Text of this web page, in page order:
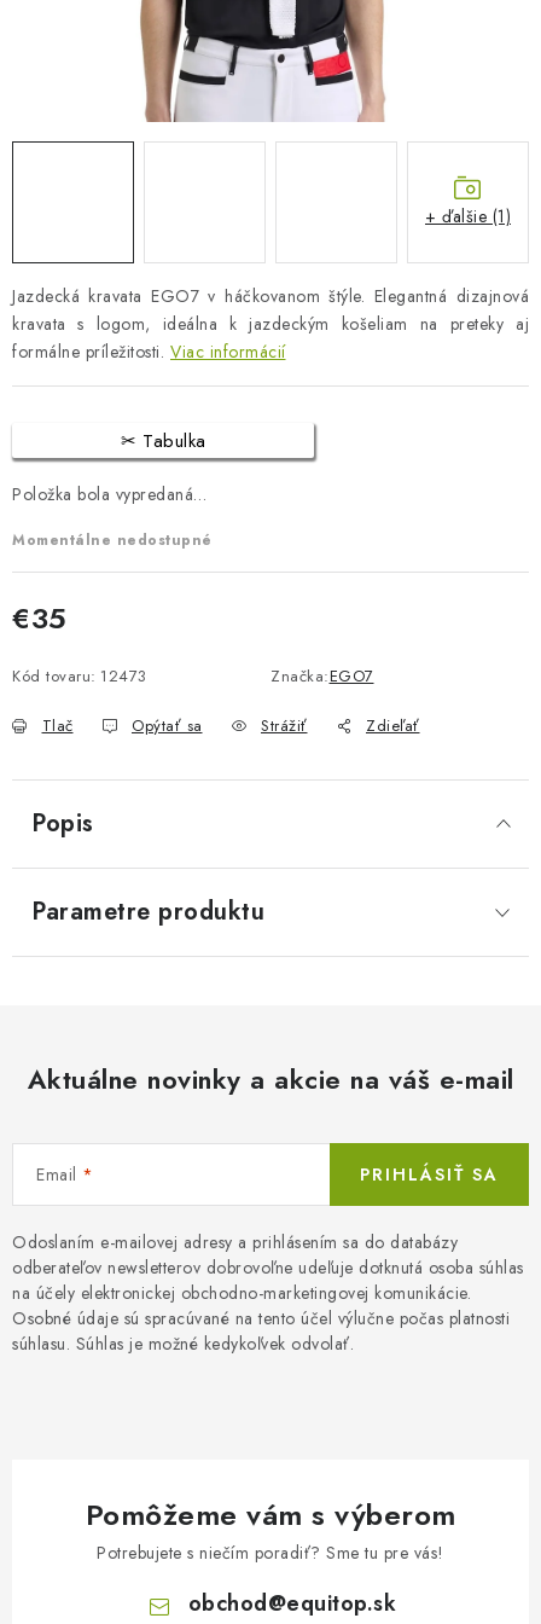
Obchodné podmienky
Dodacie podmienky
Podmienky ochrany osobných údajov
Napíšte nám
Jazdecká kravata EGO7 v háčkovanom štýle. Elegantná dizajnová
kravata s logom, ideálna k jazdeckým košeliam na preteky aj
formálne príležitosti. Viac informácií
Tabulka
Položka bola vypredaná…
Momentálne nedostupné
€35
Kód tovaru: 12473 Značka:EGO7
Tlač Opýtať sa Strážiť Zdieľať
+ ďalšie (1)
Popis
Parametre produktu
Aktuálne novinky a akcie na váš e-mail
Email
Odoslaním e-mailovej adresy a prihlásením sa do databázy
odberateľov newsletterov dobrovoľne udeľuje dotknutá osoba súhlas
na účely elektronickej obchodno-marketingovej komunikácie.
Osobné údaje sú spracúvané na tento účel výlučne počas platnosti
súhlasu. Súhlas je možné kedykoľvek odvolať.
PRIHLÁSIŤ SA
Pomôžeme vám s výberom
Potrebujete s niečím poradiť? Sme tu pre vás!
obchod@equitop.sk